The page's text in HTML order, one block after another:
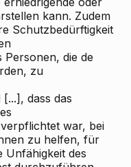
kann. Zudem
Schutzbedürftigkeit
Personen, die de
zu
dass das
war, bei
zu helfen, für
Unfähigkeit des